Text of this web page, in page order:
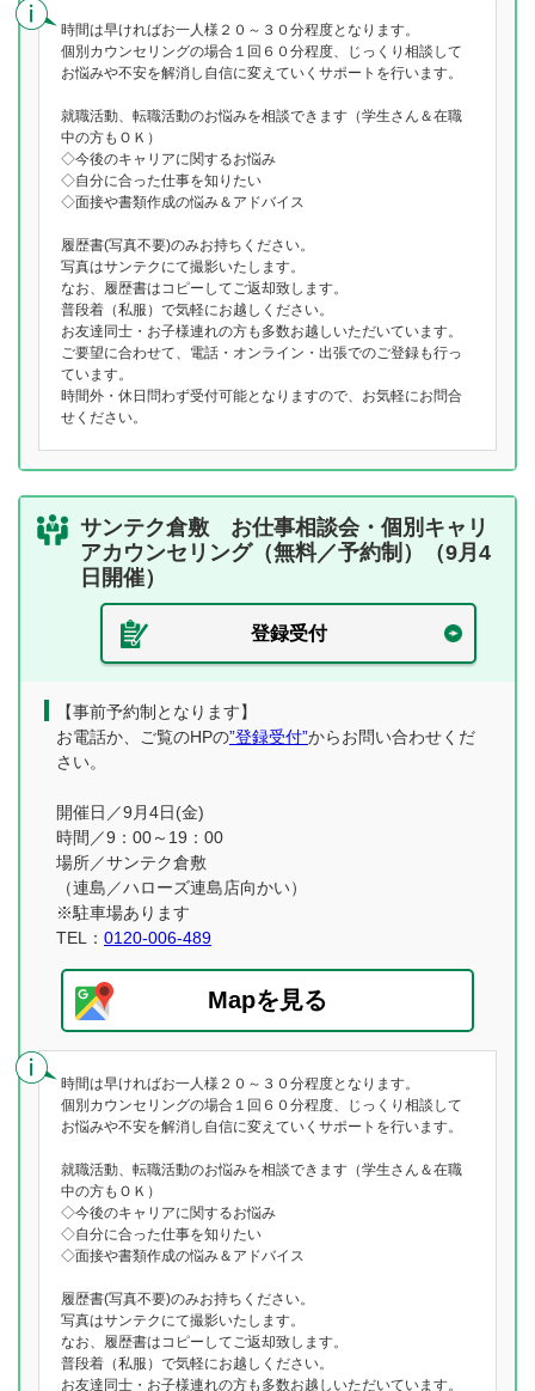
時間は早ければお一人様２０～３０分程度となります。
個別カウンセリングの場合１回６０分程度、じっくり相談して
お悩みや不安を解消し自信に変えていくサポートを行います。
就職活動、転職活動のお悩みを相談できます（学生さん＆在職
中の方もＯＫ）
◇今後のキャリアに関するお悩み
◇自分に合った仕事を知りたい
◇面接や書類作成の悩み＆アドバイス
履歴書(写真不要)のみお持ちください。
写真はサンテクにて撮影いたします。
なお、履歴書はコピーしてご返却致します。
普段着（私服）で気軽にお越しください。
お友達同士・お子様連れの方も多数お越しいただいています。
ご要望に合わせて、電話・オンライン・出張でのご登録も行っ
ています。
時間外・休日問わず受付可能となりますので、お気軽にお問合
せください。
サンテク倉敷 お仕事相談会・個別キャリ
アカウンセリング（無料／予約制）（9月4
日開催）
登録受付
【事前予約制となります】
お電話か、ご覧のHPの”登録受付”からお問い合わせくだ
さい。
開催日／9月4日(金)
時間／9：00～19：00
場所／サンテク倉敷
（連島／ハローズ連島店向かい）
※駐車場あります
TEL： 0120-006-489
Mapを見る
時間は早ければお一人様２０～３０分程度となります。
個別カウンセリングの場合１回６０分程度、じっくり相談して
お悩みや不安を解消し自信に変えていくサポートを行います。
就職活動、転職活動のお悩みを相談できます（学生さん＆在職
中の方もＯＫ）
◇今後のキャリアに関するお悩み
◇自分に合った仕事を知りたい
◇面接や書類作成の悩み＆アドバイス
履歴書(写真不要)のみお持ちください。
写真はサンテクにて撮影いたします。
なお、履歴書はコピーしてご返却致します。
普段着（私服）で気軽にお越しください。
お友達同士・お子様連れの方も多数お越しいただいています。